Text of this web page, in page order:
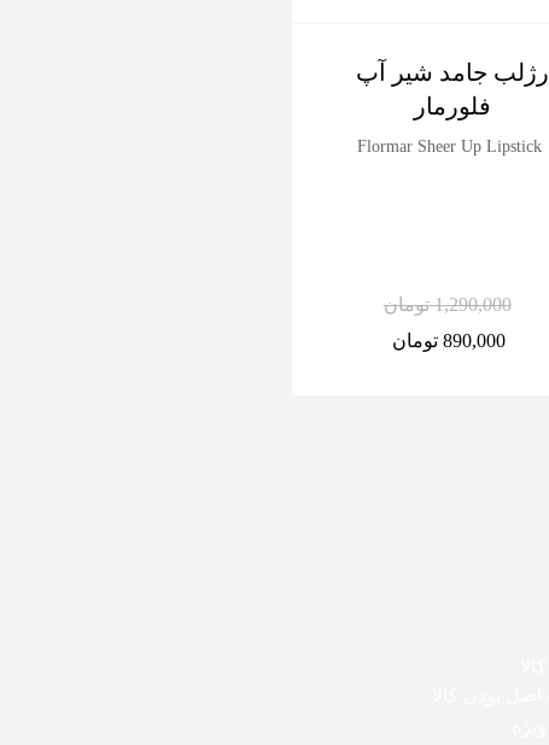
رژلب جامد شیر آپ
فلورمار
Flormar Sheer Up Lipstick
1,290,000 تومان
890,000 تومان